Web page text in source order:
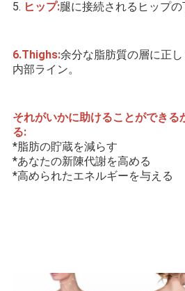
5. ヒップ:腿に接続されるヒップの
6.Thighs:余分な脂肪質の層に正
内部ライン。
それがいかに助けることができる
る:
*脂肪の貯蔵を減らす
*あなたの新陳代謝を高める
*高められたエネルギーを与える